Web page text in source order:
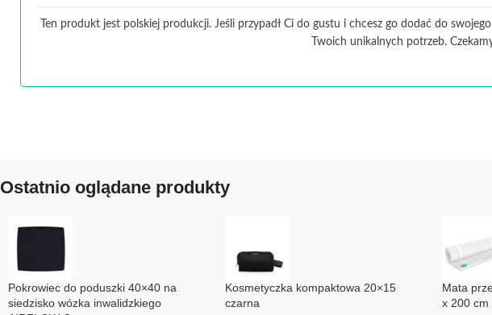
Ten produkt jest polskiej produkcji. Jeśli przypadł Ci do gustu i chcesz go dodać do
Twoich unikalnych potrzeb.
Ostatnio oglądane produkty
Pokrowiec do poduszki 40×40 na
siedzisko wózka inwalidzkiego
Kosmetyczka kompaktowa 20×15
czarna
Mata
x 200 cm